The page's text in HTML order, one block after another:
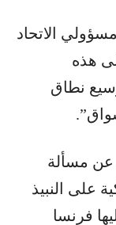
الاتحاد
هذه
نطاق
عن مسألة
على النبيذ
فرنسا